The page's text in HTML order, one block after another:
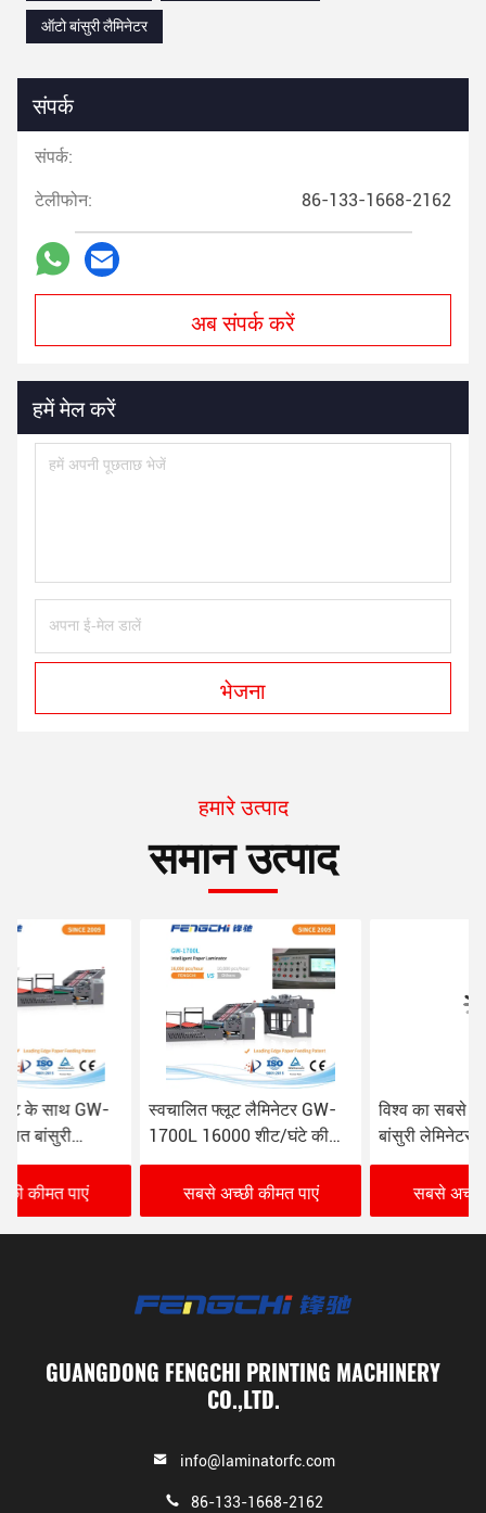
ऑटो बांसुरी लैमिनेटर
संपर्क
संपर्क:
टेलीफोन: 86-133-1668-2162
अब संपर्क करें
हमें मेल करें
भेजना
हमारे उत्पाद
समान उत्पाद
स्वचालित फ्लूट लैमिनेटर GW-
1700L 16000 शीट/घंटे की
गति के साथ
सबसे अच्छी कीमत पाएं
विश्व का सबसे बड़ा स्वचालित
बांसुरी लेमिनेटर GW-2200L
सबसे अच्छी कीमत पाएं
GUANGDONG FENGCHI PRINTING MACHINERY
CO.,LTD.
info@laminatorfc.com
86-133-1668-2162